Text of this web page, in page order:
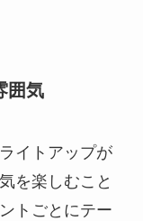
囲気
イトアップが
を楽しむこと
トごとにテー